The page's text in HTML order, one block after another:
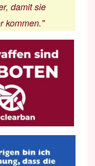
damit sie
kommen."